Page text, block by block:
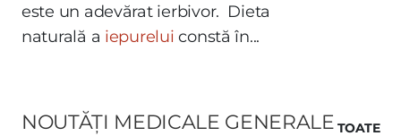
este un adevărat ierbivor. Dieta
naturală a iepurelui constă în...
NOUTĂȚI MEDICALE GENERALE TOATE